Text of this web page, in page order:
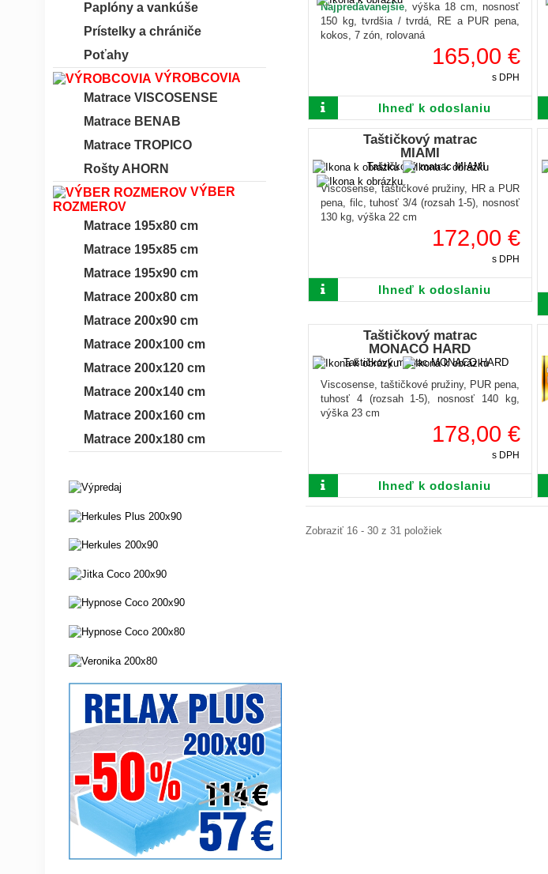
Paplóny a vankúše
Prístelky a chrániče
Poťahy
VÝROBCOVIA
Matrace VISCOSENSE
Matrace BENAB
Matrace TROPICO
Rošty AHORN
VÝBER
ROZMEROV
Matrace 195x80 cm
Matrace 195x85 cm
Matrace 195x90 cm
Matrace 200x80 cm
Matrace 200x90 cm
Matrace 200x100 cm
Matrace 200x120 cm
Matrace 200x140 cm
Matrace 200x160 cm
Matrace 200x180 cm
Najpredávanejšie, výška 18 cm, nosnosť
150 kg, tvrdšia / tvrdá, RE a PUR pena,
kokos, 7 zón, rolovaná
165,00 €
s DPH
Ihneď k odoslaniu
Taštičkový matrac
MIAMI
Viscosense, taštičkové pružiny, HR a PUR
pena, filc, tuhosť 3/4 (rozsah 1-5), nosnosť
130 kg, výška 22 cm
172,00 €
s DPH
Ihneď k odoslaniu
Taštičkový matrac
MONACO HARD
Viscosense, taštičkové pružiny, PUR pena,
tuhosť 4 (rozsah 1-5), nosnosť 140 kg,
výška 23 cm
178,00 €
s DPH
Ihneď k odoslaniu
Zobraziť 16 - 30 z 31 položiek